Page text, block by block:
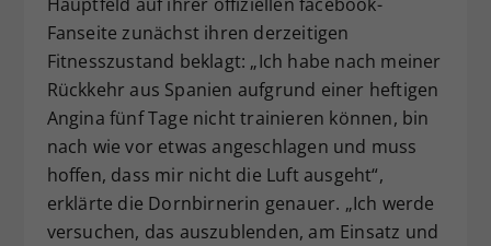
Fanseite zunächst ihren derzeitigen
Fitnesszustand beklagt: „Ich habe nach meiner
Rückkehr aus Spanien aufgrund einer heftigen
Angina fünf Tage nicht trainieren können, bin
nach wie vor etwas angeschlagen und muss
hoffen, dass mir nicht die Luft ausgeht“,
erklärte die Dornbirnerin genauer. „Ich werde
versuchen, das auszublenden, am Einsatz und